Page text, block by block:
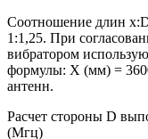
Соотношение длин
1:1,25. При
вибратором
формулы: Х (мм) =
антенн.
Расчет стороны D
(Мгц)